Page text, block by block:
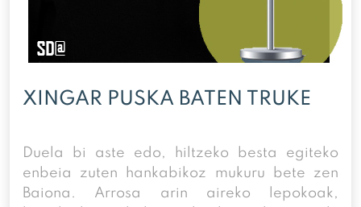
XINGAR PUSKA BATEN TRUKE
Duela bi aste edo, hiltzeko besta egiteko
enbeia zuten hankabikoz mukuru bete zen
Baiona. Arrosa arin aireko lepokoak,